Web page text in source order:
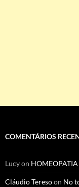
COMENTÁRIOS
Lucyon
Cláudio Teresoon No